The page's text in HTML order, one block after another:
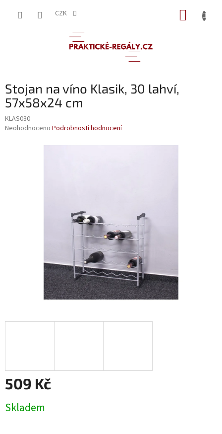
CZK
Stojan na víno Klasik, 30 lahví,
57x58x24 cm
KLAS030
Průměrné
Neohodnoceno Podrobnosti hodnocení
509 Kč
cena:
Skladem